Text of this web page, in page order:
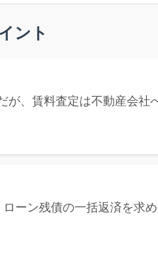
ント
が、賃料査定は不動産会社
ーン残債の一括返済を求